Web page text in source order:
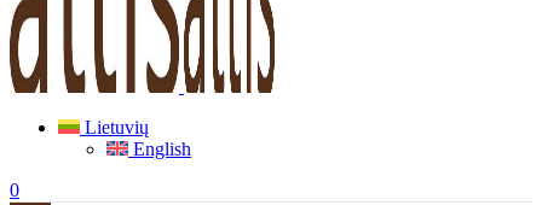
Lietuvių
English
0